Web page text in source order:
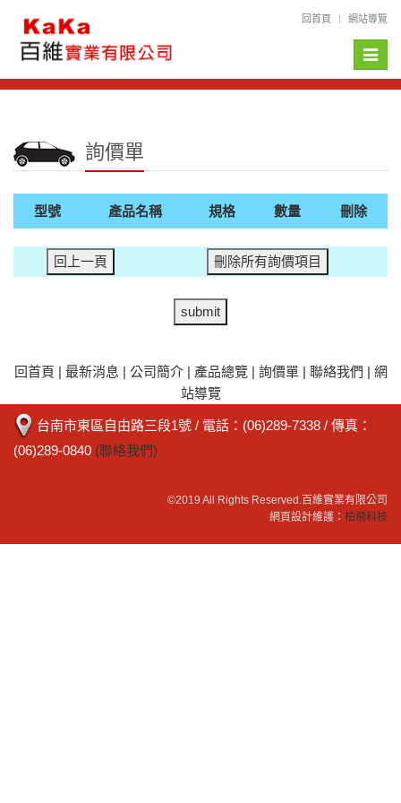
回首頁 網站導覽
Toggle
詢價單
型號 產品名稱 規格 數量 刪除
回首頁 | 最新消息 | 公司簡介| 產品總覽| 詢價單 | 聯絡我們 | 網
站導覽
台南市東區自由路三段1號 / 電話： (06)289-7338 / 傳真：
(06)289-0840 (聯絡我們)
©2019 All Rights Reserved.百維實業有限公司
網頁設計維護： 柏飛科技